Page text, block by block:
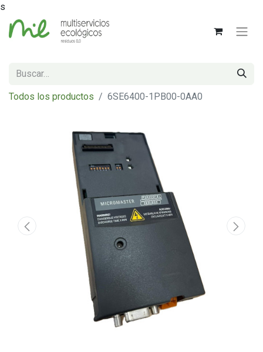
s
Todos los productos 6SE6400-1PB00-0AA0